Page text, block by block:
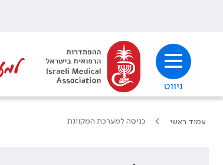
ניווט
עמוד ראשי כניסה למערכת המקוונת